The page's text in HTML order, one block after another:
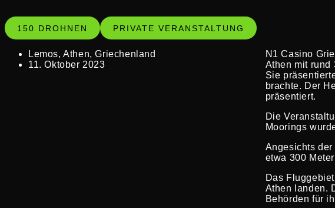
150 DROHNEN PRIVATE VERANSTALTUNG
Lemos, Athen, Griechenland
11. Oktober 2023
N1 Casino
Athen mit rund
Sie
brachte. Der
präsentiert.
Die
Moorings
Angesichts
etwa 300
Das
Athen landen.
Behörden für